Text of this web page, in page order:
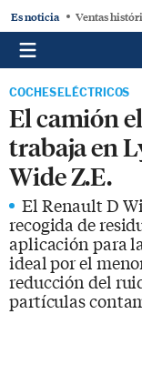
Es noticia Ventas
COCHES ELÉCTRICOS
El camión
trabaja en
Wide Z.E.
El Renault D
recogida de
aplicación para
ideal por el
reducción del
partículas